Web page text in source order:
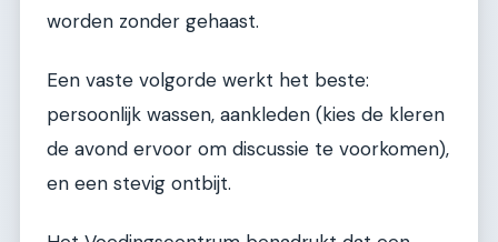
worden zonder gehaast.
Een vaste volgorde werkt het beste:
persoonlijk wassen, aankleden (kies de kleren
de avond ervoor om discussie te voorkomen),
en een stevig ontbijt.